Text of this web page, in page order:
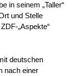
in seinem „Taller“
und Stelle
„Aspekte“
deutschen
nach einer